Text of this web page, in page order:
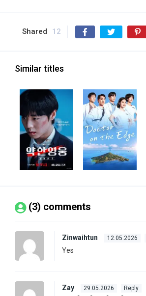
Shared 12
Similar titles
(3) comments
Zinwaihtun 12.05.2026
Yes
Zay 29.05.2026 Reply